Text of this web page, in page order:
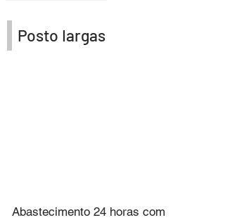
Posto Iargas
Abastecimento 24 horas com